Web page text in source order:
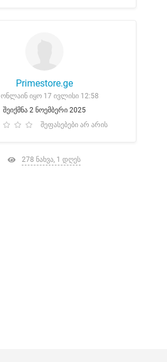
Primestore.ge
ონლაინ იყო 17 ივლისი 12:58
შეიქმნა 2 ნოემბერი 2025
შეფასებები არ არის
278 ნახვა, 1 დღეს